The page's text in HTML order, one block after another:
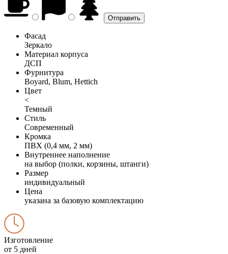
Фасад
Зеркало
Материал корпуса
ДСП
Фурнитура
Boyard, Blum, Hettich
Цвет
<
Темный
Стиль
Современный
Кромка
ПВХ (0,4 мм, 2 мм)
Внутреннее наполнение
на выбор (полки, корзины, штанги)
Размер
индивидуальный
Цена
указана за базовую комплектацию
Изготовление
от 5 дней